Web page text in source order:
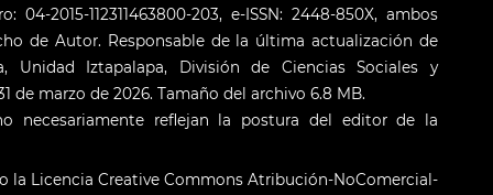
2015-112311463800-203, e-ISSN: 2448-850X, ambos
de Autor. Responsable de la última actualización de
Unidad Iztapalapa, División de Ciencias Sociales y
de marzo de 2026. Tamaño del archivo 6.8 MB.
necesariamente reflejan la postura del editor de la
la Licencia Creative Commons Atribución-NoComercial-